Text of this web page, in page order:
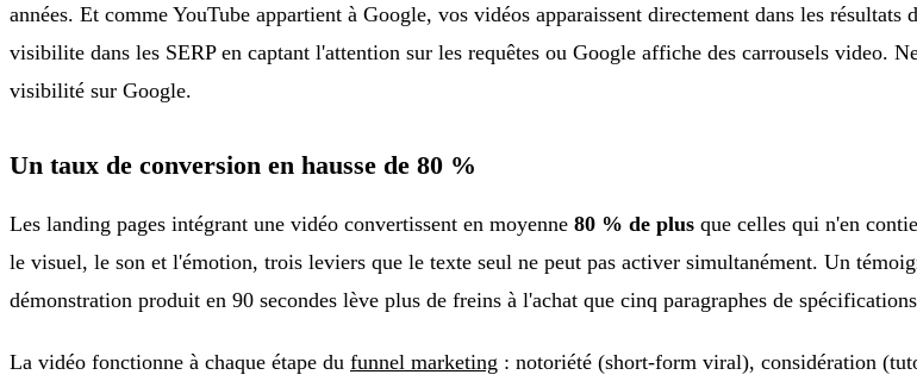
années. Et comme YouTube appartient à Google, vos vidéos apparaissent directement dans les
visibilite dans les SERP en captant l'attention sur les requêtes ou Google affiche des carrousels video.
visibilité sur Google.
Un taux de conversion en hausse de 80 %
Les landing pages intégrant une vidéo convertissent en moyenne 80 % de plus que celles qui n'en
le visuel, le son et l'émotion, trois leviers que le texte seul ne peut pas activer simultanément. Un
démonstration produit en 90 secondes lève plus de freins à l'achat que cinq paragraphes de
La vidéo fonctionne à chaque étape du funnel marketing : notoriété (short-form viral), considération